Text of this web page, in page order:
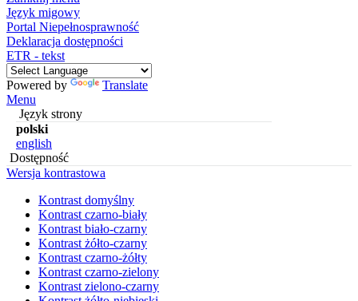
Język migowy
Portal Niepełnosprawność
Deklaracja dostępności
ETR - tekst
Powered by
Translate
Menu
Język strony
polski
english
Dostępność
Wersja kontrastowa
Kontrast domyślny
Kontrast czarno-biały
Kontrast biało-czarny
Kontrast żółto-czarny
Kontrast czarno-żółty
Kontrast czarno-zielony
Kontrast zielono-czarny